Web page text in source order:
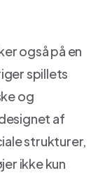
også på en
spillets
og
af
strukturer,
ikke kun